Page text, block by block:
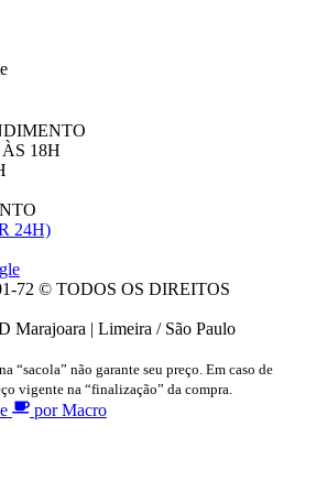
18H
24H)
72 © TODOS OS DIREITOS
Marajoara | Limeira / São Paulo
“sacola” não garante seu preço. Em caso de
vigente na “finalização” da compra.
e por Macro